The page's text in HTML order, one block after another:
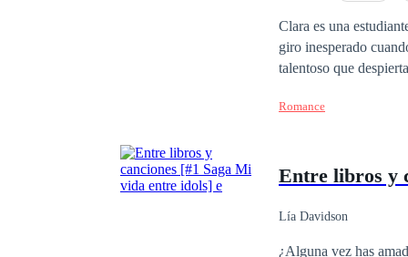
Clara es una
giro inesperado
talentoso que
Romance
Entre libros y
Lía Davidson
¿Alguna vez has